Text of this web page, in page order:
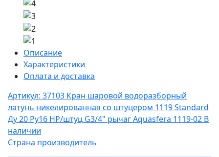
Описание
Характеристики
Оплата и доставка
Артикул: 37103 Кран шаровой водоразборный
латунь никелированная со штуцером 1119 Standard
Ду 20 Ру16 НР/штуц G3/4" рычаг Aquasfera 1119-02 В
наличии
Страна производитель